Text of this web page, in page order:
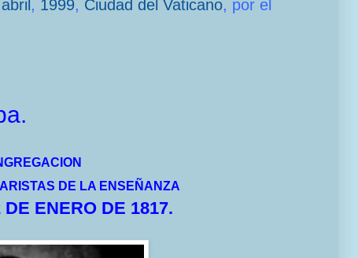
, 1999, Ciudad del Vaticano, por el
DE LA ENSEÑANZA
DE ENERO DE 1817.